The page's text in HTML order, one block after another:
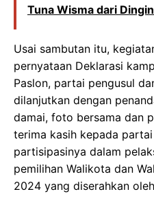
Tuna Wisma dari
Usai sambutan itu,
pernyataan Deklarasi
Paslon, partai pengusul
dilanjutkan dengan
damai, foto bersama dan
terima kasih kepada
partisipasinya dalam
pemilihan Walikota dan
2024 yang diserahkan